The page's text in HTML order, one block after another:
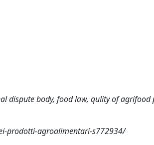
dispute body, food law, qulity of agrifood
prodotti-agroalimentari-s772934/